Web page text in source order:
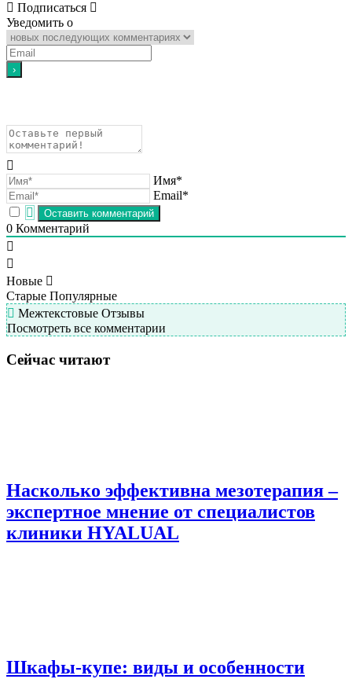
Подписаться
Уведомить о
Имя*
Email*
0 Комментарий
Новые
Старые Популярные
Межтекстовые Отзывы
Посмотреть все комментарии
Сейчас читают
Насколько эффективна мезотерапия –
экспертное мнение от специалистов
клиники HYALUAL
Шкафы-купе: виды и особенности